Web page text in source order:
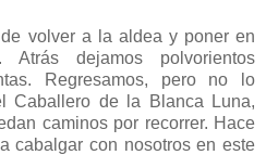
volver a la aldea y poner en
Atrás dejamos polvorientos
Regresamos, pero no lo
Caballero de la Blanca Luna,
caminos por recorrer. Hace
cabalgar con nosotros en este